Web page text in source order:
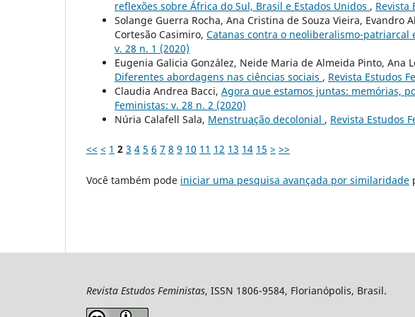
reflexões sobre África do Sul, Brasil e Estados Unidos , Revista
Solange Guerra Rocha, Ana Cristina de Souza Vieira, Evandro
Cortesão Casimiro, Catanas contra o neoliberalismo-patriarcal
v. 28 n. 1 (2020)
Eugenia Galicia González, Neide Maria de Almeida Pinto, Ana
Diferentes abordagens nas ciências sociais , Revista Estudos
Claudia Andrea Bacci, Agora que estamos juntas: memórias,
Feministas: v. 28 n. 2 (2020)
Núria Calafell Sala, Menstruação decolonial , Revista Estudos
<< < 1 2 3 4 5 6 7 8 9 10 11 12 13 14 15 > >>
Você também pode iniciar uma pesquisa avançada por similaridade
Revista Estudos Feministas, ISSN 1806-9584, Florianópolis, Brasil.